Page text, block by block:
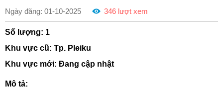
Ngày đăng: 01-10-2025
346 lượt xem
Số lượng: 1
Khu vực cũ: Tp. Pleiku
Khu vực mới: Đang cập nhật
Mô tả: